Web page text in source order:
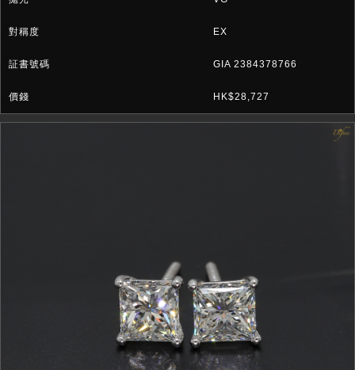
EX
GIA 2384378766
HK$28,727